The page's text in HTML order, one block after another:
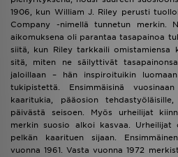
1906, kun William J. Riley perusti
Company -nimellä tunnetun merkin.
aikomuksena oli parantaa tasapainoa
siitä, kun Riley tarkkaili omistamiensa
sitä, miten ne säilyttivät
jaloillaan – hän inspiroituikin
tukipistettä. Ensimmäisinä
kaaritukia, pääosion
päivästä seisoen. Myös urheilijat
merkin suosio alkoi kasvaa. Urheilijat
pelkän kaarituen sijaan.
vuonna 1961. Vasta vuonna 1972